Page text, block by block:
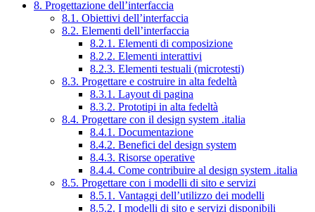
8. Progettazione dell’interfaccia
8.1. Obiettivi dell’interfaccia
8.2. Elementi dell’interfaccia
8.2.1. Elementi di composizione
8.2.2. Elementi interattivi
8.2.3. Elementi testuali (microtesti)
8.3. Progettare e costruire in alta fedeltà
8.3.1. Layout di pagina
8.3.2. Prototipi in alta fedeltà
8.4. Progettare con il design system .italia
8.4.1. Documentazione
8.4.2. Benefici del design system
8.4.3. Risorse operative
8.4.4. Come contribuire al design system .italia
8.5. Progettare con i modelli di sito e servizi
8.5.1. Vantaggi dell’utilizzo dei modelli
8.5.2. I modelli di sito e servizi disponibili